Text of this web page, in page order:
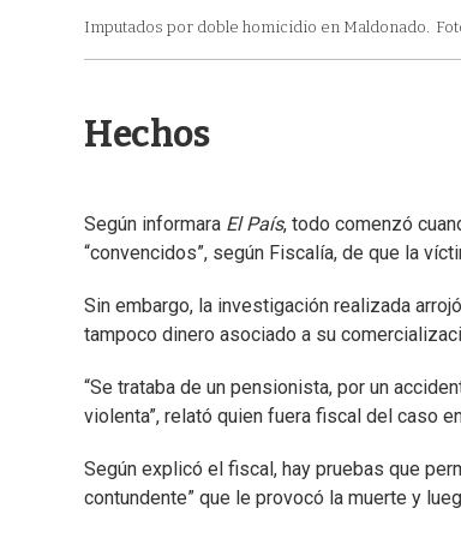
Imputados por doble homicidio en Maldonado.
Hechos
Según informara El País, todo comenzó
“convencidos”, según Fiscalía, de que la
Sin embargo, la investigación realizada
tampoco dinero asociado a su
“Se trataba de un pensionista, por un
violenta”, relató quien fuera fiscal del caso
Según explicó el fiscal, hay pruebas que
contundente” que le provocó la muerte y